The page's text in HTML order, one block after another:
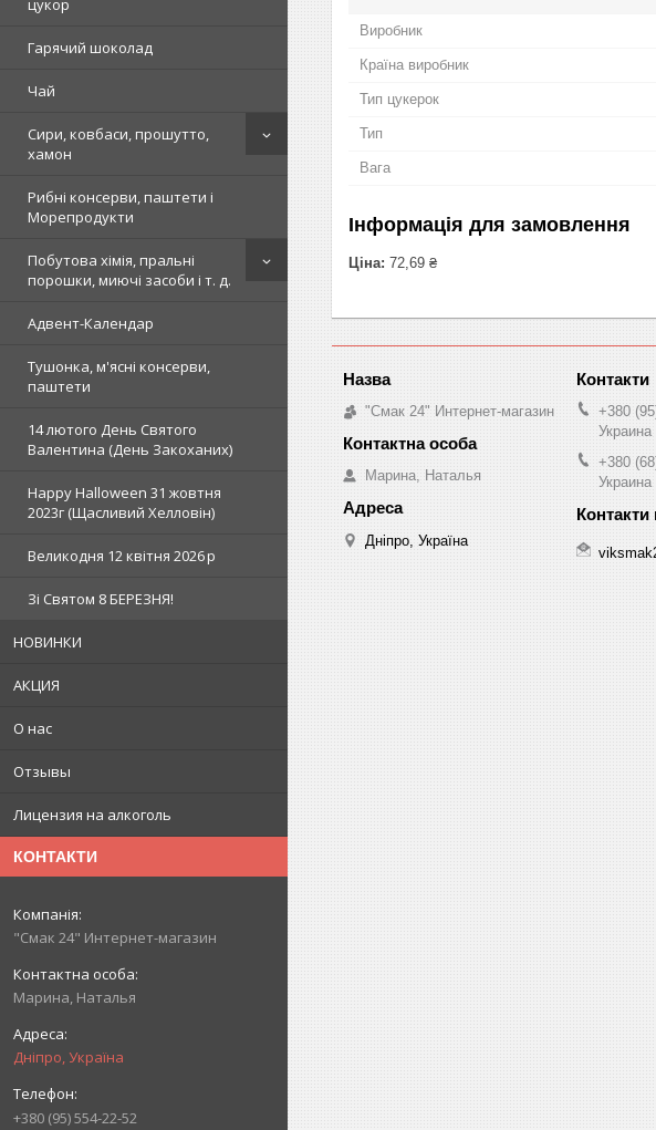
цукор
Гарячий шоколад
Чай
Сири, ковбаси, прошутто,
хамон
Рибні консерви, паштети і
Морепродукти
Побутова хімія, пральні
порошки, миючі засоби і т. д.
Адвент-Календар
Тушонка, м'ясні консерви,
паштети
14 лютого День Святого
Валентина (День Закоханих)
Happy Halloween 31 жовтня
2023г (Щасливий Хелловін)
Великодня 12 квітня 2026 р
Зi Святом 8 БЕРЕЗНЯ!
НОВИНКИ
АКЦИЯ
О нас
Отзывы
Лицензия на алкоголь
КОНТАКТИ
"Смак 24" Интернет-магазин
Марина, Наталья
Дніпро, Україна
+380 (95) 554-22-52
Виробник
Країна виробник
Тип цукерок
Тип
Вага
Інформація для замовлення
Ціна: 72,69 ₴
"Смак 24" Интернет-магазин
Марина, Наталья
Дніпро, Україна
+380
Украина
+380
Украина